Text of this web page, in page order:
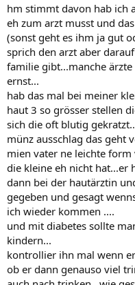
hm stimmt davon hab ich
eh zum arzt musst und
(sonst geht es ihm ja gut
sprich den arzt aber
familie gibt...manche
ernst...
hab das mal bei meiner
haut 3 so grösser stellen
sich die oft blutig
münz ausschlag das geht
mien vater ne leichte
die kleine eh nicht hat...er
dann bei der hautärztin
gegeben und gesagt
ich wieder kommen ....
und mit diabetes sollte
kindern...
kontrollier ihn mal wenn
ob er dann genauso viel